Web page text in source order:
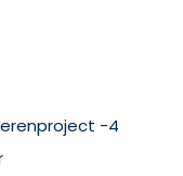
-4